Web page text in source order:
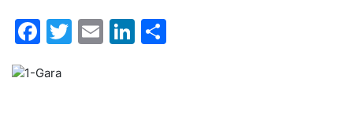
Facebook
Twitter
EmailLinkedIn